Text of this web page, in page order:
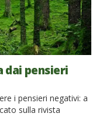
dai pensieri
i pensieri negativi: a
sulla rivista